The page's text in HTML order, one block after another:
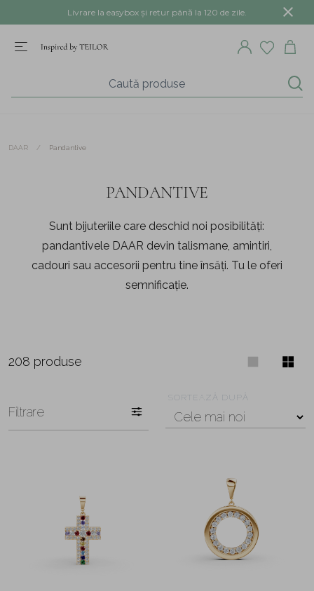
Livrare la easybox și retur până la 120 de zile.
DAAR / Pandantive
PANDANTIVE
Sunt bijuteriile care deschid noi posibilități:
pandantivele DAAR devin talismane, amintiri,
cadouri sau accesorii pentru tine însăți. Tu le oferi
semnificație.
208 produse
Filtrare
SORTEAZĂ DUPĂ